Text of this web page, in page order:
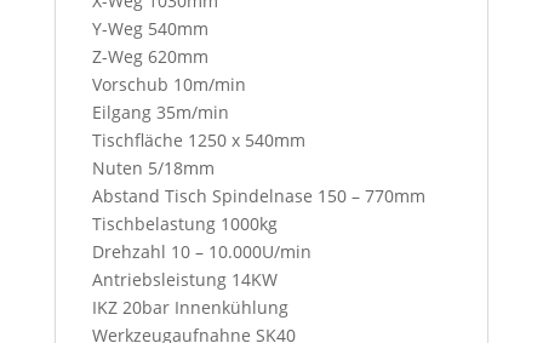
i
s
b
u
t
t
o
n
,
y
o
u
Y-Weg 540mm
Z-Weg 620mm
Vorschub 10m/min
Eilgang 35m/min
Tischfläche 1250 x 540mm
Nuten 5/18mm
Abstand Tisch Spindelnase 150 – 770mm
Tischbelastung 1000kg
Drehzahl 10 – 10.000U/min
Antriebsleistung 14KW
IKZ 20bar Innenkühlung
Werkzeugaufnahne SK40